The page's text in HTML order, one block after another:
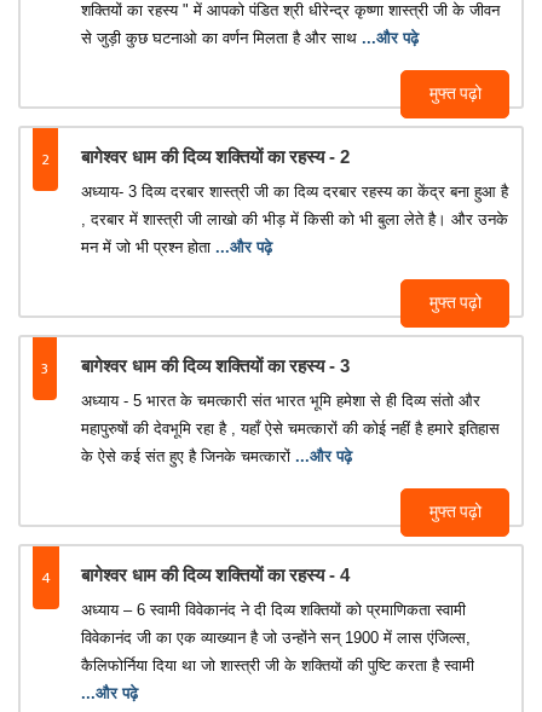
मुफ्त पढ़ो
शक्तियों का रहस्य " में आपको पंडित श्री धीरेन्द्र कृष्णा शास्त्री जी के जीवन
से जुड़ी कुछ घटनाओ का वर्णन मिलता है और साथ ...और पढ़े
2 बागेश्वर धाम की दिव्य शक्तियों का रहस्य - 2
मुफ्त पढ़ो
अध्याय- 3 दिव्य दरबार शास्त्री जी का दिव्य दरबार रहस्य का केंद्र बना हुआ है
, दरबार में शास्त्री जी लाखो की भीड़ में किसी को भी बुला लेते है। और उनके
मन में जो भी प्रश्न होता ...और पढ़े
3 बागेश्वर धाम की दिव्य शक्तियों का रहस्य - 3
मुफ्त पढ़ो
अध्याय - 5 भारत के चमत्कारी संत भारत भूमि हमेशा से ही दिव्य संतो और
महापुरुषों की देवभूमि रहा है , यहाँ ऐसे चमत्कारों की कोई नहीं है हमारे इतिहास
के ऐसे कई संत हुए है जिनके चमत्कारों ...और पढ़े
4 बागेश्वर धाम की दिव्य शक्तियों का रहस्य - 4
अध्याय – 6 स्वामी विवेकानंद ने दी दिव्य शक्तियों को प्रमाणिकता स्वामी
विवेकानंद जी का एक व्याख्यान है जो उन्होंने सन् 1900 में लास एंजिल्स,
कैलिफोर्निया दिया था जो शास्त्री जी के शक्तियों की पुष्टि करता है स्वामी
...और पढ़े